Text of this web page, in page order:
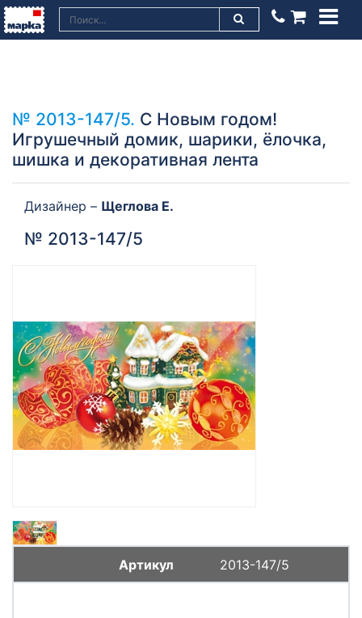
№ 2013-147/5. С Новым годом!
Игрушечный домик, шарики, ёлочка,
шишка и декоративная лента
Дизайнер – Щеглова Е.
№ 2013-147/5
2013-147/5